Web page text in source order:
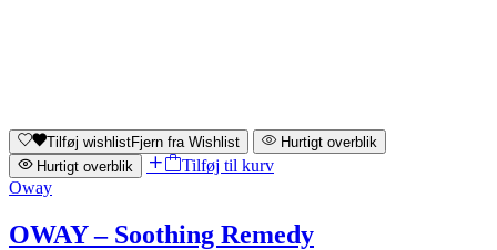
Tilføj wishlistFjern fra Wishlist
Hurtigt overblik
Hurtigt overblik
Tilføj til kurv
Oway
OWAY – Soothing Remedy